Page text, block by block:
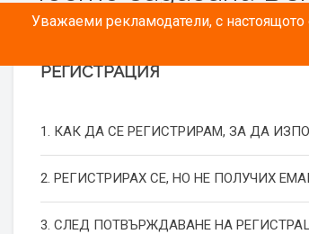
Уважаеми рекламодатели, с
РЕГИСТРАЦИЯ
1. КАК ДА СЕ РЕГИСТРИРАМ, ЗА ДА
2. РЕГИСТРИРАХ СЕ, НО НЕ ПОЛУЧИХ
3. СЛЕД ПОТВЪРЖДАВАНЕ НА